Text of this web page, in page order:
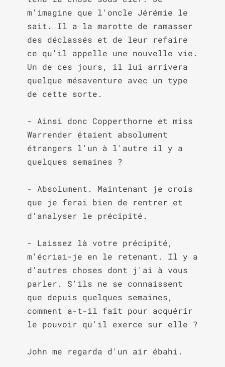
m'imagine que l'oncle Jérémie le
sait. Il a la marotte de ramasser
des déclassés et de leur refaire
ce qu'il appelle une nouvelle vie.
Un de ces jours, il lui arrivera
quelque mésaventure avec un type
de cette sorte.
- Ainsi donc Copperthorne et miss
Warrender étaient absolument
étrangers l'un à l'autre il y a
quelques semaines ?
- Absolument. Maintenant je crois
que je ferai bien de rentrer et
d'analyser le précipité.
- Laissez là votre précipité,
m'écriai-je en le retenant. Il y a
d'autres choses dont j'ai à vous
parler. S'ils ne se connaissent
que depuis quelques semaines,
comment a-t-il fait pour acquérir
le pouvoir qu'il exerce sur elle ?
John me regarda d'un air ébahi.